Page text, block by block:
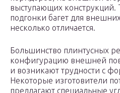
выступающих конструкций.
подгонки багет для
несколько отличается.
Большинство плинтусных
конфигурацию внешней
и возникают трудности с
Некоторые изготовители
предлагают специальные